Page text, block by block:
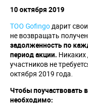
10 октября 2019
ТОО Gofingoдарит
не возвращать
задолженность по
период акции. Никаких
участников не
октября 2019 года.
Чтобы поучаствовать
необходимо: